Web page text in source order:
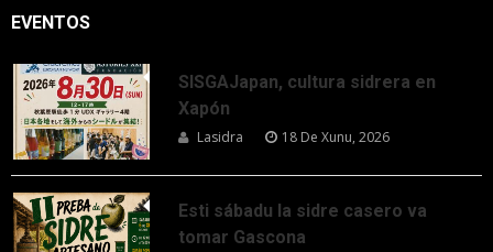
EVENTOS
SISGAJapan, cultura sidrera en
Xapón
Lasidra 18 De Xunu, 2026
Esti sábadu la sidre casero va
tomar Gascona